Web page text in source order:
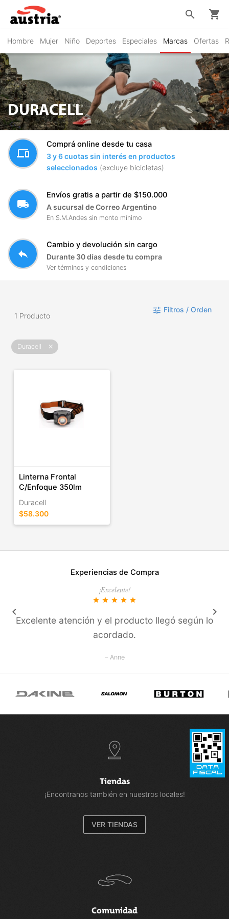
Hombre Mujer Niño Deportes Especiales Marcas Ofertas
search shopping_cart
DURACELL
devices
Comprá online desde tu casa
3 y 6 cuotas sin interés en productos
seleccionados (excluye bicicletas)
local_shipping
Envíos gratis a partir de $150.000
A sucursal de Correo Argentino
En S.M.Andes sin monto mínimo
reply
Cambio y devolución sin cargo
Durante 30 días desde tu compra
Ver términos y condiciones
1 Producto
tune Filtros / Orden
Duracell close
Linterna Frontal
C/Enfoque 350lm
Duracell
$58.300
Experiencias de Compra
¡Excelente!
star star star star star
Excelente atención y el producto llegó según lo
acordado.
– Anne
keyboard_arrow_left keyboard_arrow_right
Tiendas
¡Encontranos también en nuestros locales!
VER TIENDAS
Comunidad